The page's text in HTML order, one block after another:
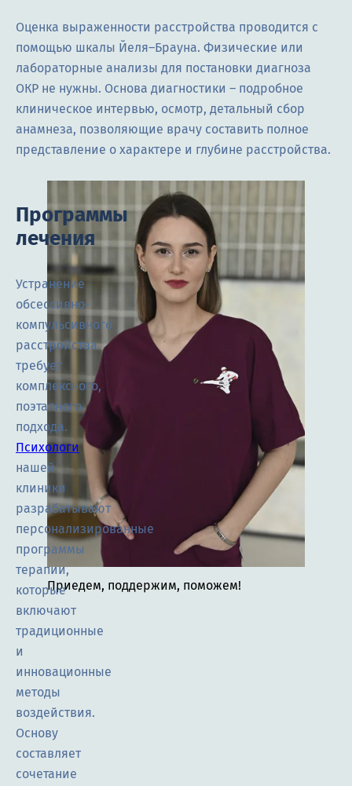
Оценка выраженности расстройства проводится с
помощью шкалы Йеля–Брауна. Физические или
лабораторные анализы для постановки диагноза
ОКР не нужны. Основа диагностики – подробное
клиническое интервью, осмотр, детальный сбор
анамнеза, позволяющие врачу составить полное
представление о характере и глубине расстройства.
Приедем, поддержим, поможем!
Программы
лечения
Устранение
обсессивно-
компульсивного
расстройства
требует
комплексного,
поэтапного
подхода.
Психологи
нашей
клиники
разрабатывают
персонализированные
программы
терапии,
которые
включают
традиционные
и
инновационные
методы
воздействия.
Основу
составляет
сочетание